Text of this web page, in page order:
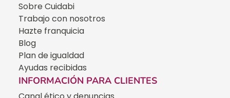
Sobre Cuidabi
Trabajo con nosotros
Hazte franquicia
Blog
Plan de igualdad
Ayudas recibidas
INFORMACIÓN PARA CLIENTES